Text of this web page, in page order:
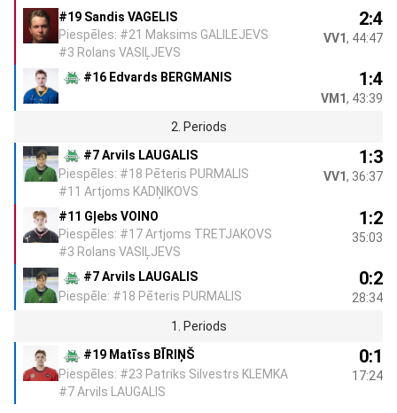
#19 Sandis VAGELIS
Piespēles: #21 Maksims GALILEJEVS
#3 Rolans VASIĻJEVS
2:4
VV1, 44:47
#16 Edvards BERGMANIS 1:4
VM1, 43:39
2. Periods
#7 Arvils LAUGALIS
Piespēles: #18 Pēteris PURMALIS
#11 Artjoms KADŅIKOVS
1:3
VV1, 36:37
#11 Gļebs VOINO
Piespēles: #17 Artjoms TRETJAKOVS
#3 Rolans VASIĻJEVS
1:2
35:03
#7 Arvils LAUGALIS
Piespēle: #18 Pēteris PURMALIS
0:2
28:34
1. Periods
#19 Matīss BĪRIŅŠ
Piespēles: #23 Patriks Silvestrs KLEMKA
#7 Arvils LAUGALIS
0:1
17:24